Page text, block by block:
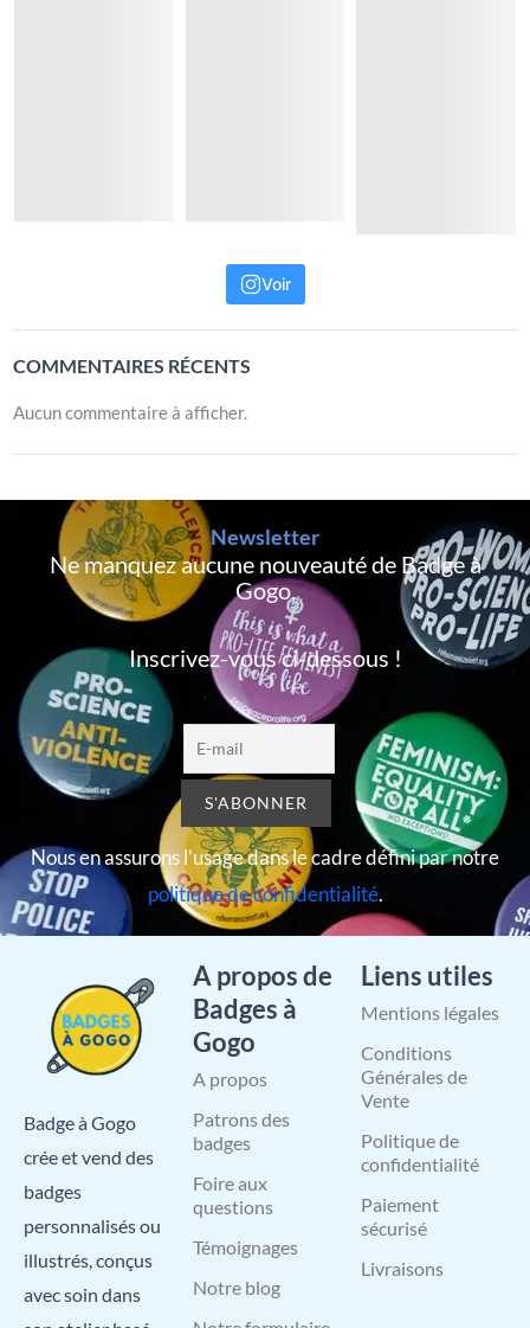
Voir
COMMENTAIRES RÉCENTS
Aucun commentaire à afficher.
Newsletter
Ne manquez aucune nouveauté de Badge à
Gogo,
Inscrivez-vous ci-dessous !
Nous en assurons l’usage dans le cadre défini par notre
politique de confidentialité.
Badge à Gogo
crée et vend des
badges
personnalisés ou
illustrés, conçus
avec soin dans
A propos de
Badges à
Gogo
A propos
Patrons des
badges
Foire aux
questions
Témoignages
Notre blog
Liens utiles
Mentions légales
Conditions
Générales de
Vente
Politique de
confidentialité
Paiement
sécurisé
Livraisons